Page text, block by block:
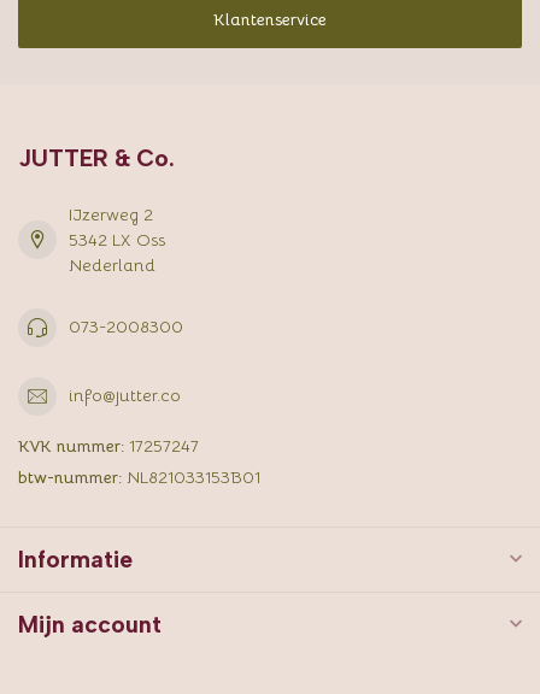
Klantenservice
JUTTER & Co.
IJzerweg 2
5342 LX Oss
Nederland
073-2008300
info@jutter.co
KVK nummer: 17257247
btw-nummer: NL821033153B01
Informatie
Mijn account